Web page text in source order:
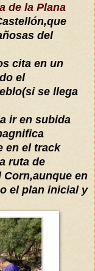
de la Plana
del
cita en un
el
se llega
ir en subida
en el track
ruta de
Corn,aunque en
el plan inicial y